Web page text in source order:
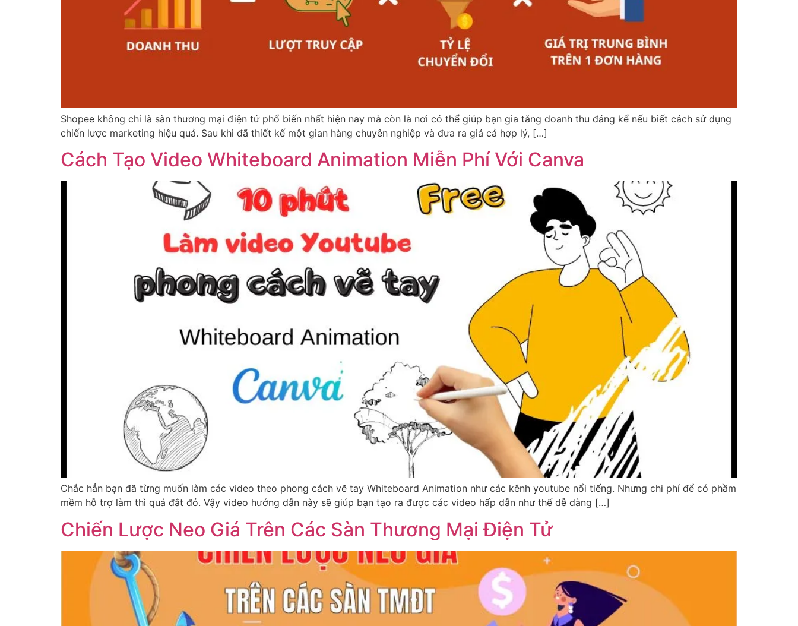
Shopee không chỉ là sàn thương mại điện tử phổ biến nhất hiện nay mà còn là nơi có thể giúp bạn gia tăng doanh thu đáng kể nếu biết cách sử dụng
chiến lược marketing hiệu quả. Sau khi đã thiết kế một gian hàng chuyên nghiệp và đưa ra giá cả hợp lý, […]
Cách Tạo Video Whiteboard Animation Miễn Phí Với Canva
Chắc hẳn bạn đã từng muốn làm các video theo phong cách vẽ tay Whiteboard Animation như các kênh youtube nổi tiếng. Nhưng chi phí để có phầm
mềm hỗ trợ làm thì quá đắt đỏ. Vậy video hướng dẫn này sẽ giúp bạn tạo ra được các video hấp dẫn như thế dễ dàng […]
Chiến Lược Neo Giá Trên Các Sàn Thương Mại Điện Tử